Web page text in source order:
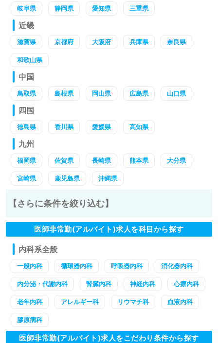
岐阜県 静岡県 愛知県 三重県
近畿
滋賀県 京都府 大阪府 兵庫県 奈良県
和歌山県
中国
鳥取県 島根県 岡山県 広島県 山口県
四国
徳島県 香川県 愛媛県 高知県
九州
福岡県 佐賀県 長崎県 熊本県 大分県
宮崎県 鹿児島県 沖縄県
【さらに条件を絞り込む】
医師非常勤(アルバイト)求人を科目から探す
内科系全般
一般内科 循環器内科 呼吸器内科 消化器内科
内分泌・代謝内科 腎臓内科 神経内科 心療内科
老年内科 アレルギー科 リウマチ科 血液内科
膠原病科
医師非常勤(アルバイト)求人をこだわり条件から探す